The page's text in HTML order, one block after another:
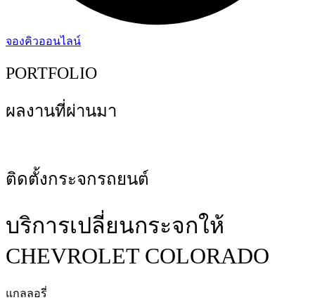
จองคิวออนไลน์
PORTFOLIO
ผลงานที่ผ่านมา
ติดตั้งกระจกรถยนต์
บริการเปลี่ยนกระจกให้
CHEVROLET COLORADO
แกลลอรี่